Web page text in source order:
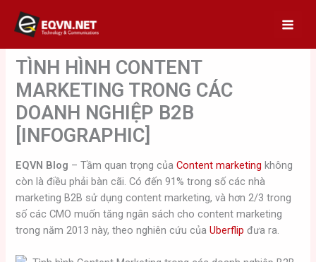
content
TÌNH HÌNH CONTENT
MARKETING TRONG CÁC
DOANH NGHIỆP B2B
[INFOGRAPHIC]
EQVN Blog – Tầm quan trọng củaContent marketing không
còn là điều phải bàn cãi. Có đến 91% trong số các nhà
marketing B2B sử dụng content marketing, và hơn 2/3 trong
số các CMO muốn tăng ngân sách cho content marketing
trong năm 2013 này, theo nghiên cứu củaUberflip đưa ra.